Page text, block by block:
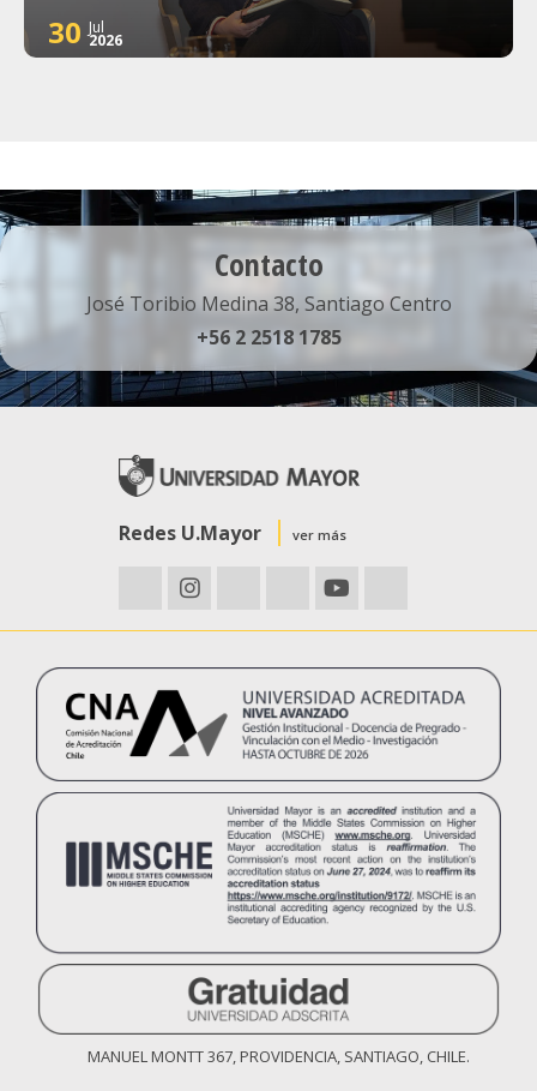
30 Jul
2026
Contacto
José Toribio Medina 38, Santiago Centro
+56 2 2518 1785
Redes U.Mayor ver más
MANUEL MONTT 367, PROVIDENCIA, SANTIAGO, CHILE.